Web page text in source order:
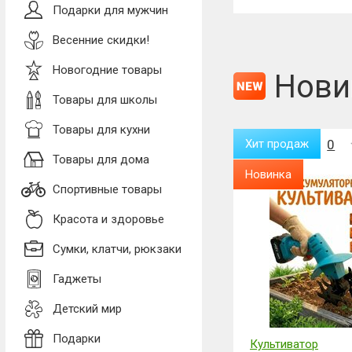
Подарки для мужчин
Весенние скидки!
Новогодние товары
Товары для школы
Товары для кухни
Товары для дома
Спортивные товары
Красота и здоровье
Сумки, клатчи, рюкзаки
Гаджеты
Детский мир
Подарки
В поле с
связанное с
Перчатка для сбора шерсти
0
Хит продаж
Новинка
Культиватор